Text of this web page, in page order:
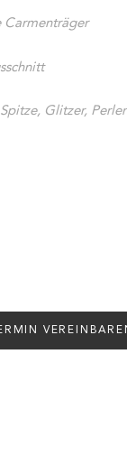
Carmenträger
Spitze, Glitzer,